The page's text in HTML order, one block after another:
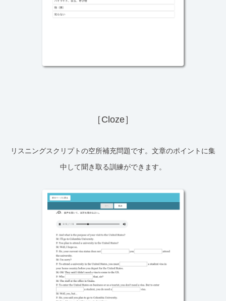
［Cloze］
リスニングスクリプトの空所補充問題です。文章のポイントに集
中して聞き取る訓練ができます。